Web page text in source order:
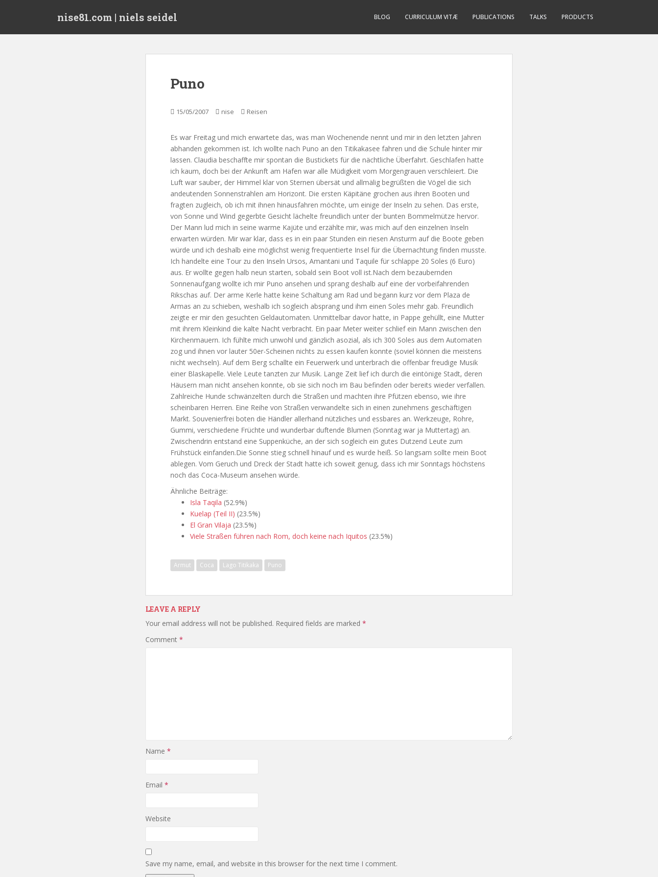
nise81.com | niels seidel BLOG CURRICULUM VITÆ PUBLICATIONS TALKS PRODUCTS
Puno
15/05/2007 nise Reisen
Es war Freitag und mich erwartete das, was man Wochenende nennt und mir in den letzten Jahren
abhanden gekommen ist. Ich wollte nach Puno an den Titikakasee fahren und die Schule hinter mir
lassen. Claudia beschaffte mir spontan die Bustickets für die nächtliche Überfahrt. Geschlafen hatte
ich kaum, doch bei der Ankunft am Hafen war alle Müdigkeit vom Morgengrauen verschleiert. Die
Luft war sauber, der Himmel klar von Sternen übersät und allmälig begrüßten die Vögel die sich
andeutenden Sonnenstrahlen am Horizont. Die ersten Käpitäne grochen aus ihren Booten und
fragten zugleich, ob ich mit ihnen hinausfahren möchte, um einige der Inseln zu sehen. Das erste,
von Sonne und Wind gegerbte Gesicht lächelte freundlich unter der bunten Bommelmütze hervor.
Der Mann lud mich in seine warme Kajüte und erzählte mir, was mich auf den einzelnen Inseln
erwarten würden. Mir war klar, dass es in ein paar Stunden ein riesen Ansturm auf die Boote geben
würde und ich deshalb eine möglichst wenig frequentierte Insel für die Übernachtung finden musste.
Ich handelte eine Tour zu den Inseln Ursos, Amantani und Taquile für schlappe 20 Soles (6 Euro)
aus. Er wollte gegen halb neun starten, sobald sein Boot voll ist.Nach dem bezaubernden
Sonnenaufgang wollte ich mir Puno ansehen und sprang deshalb auf eine der vorbeifahrenden
Rikschas auf. Der arme Kerle hatte keine Schaltung am Rad und begann kurz vor dem Plaza de
Armas an zu schieben, weshalb ich sogleich absprang und ihm einen Soles mehr gab. Freundlich
zeigte er mir den gesuchten Geldautomaten. Unmittelbar davor hatte, in Pappe gehüllt, eine Mutter
mit ihrem Kleinkind die kalte Nacht verbracht. Ein paar Meter weiter schlief ein Mann zwischen den
Kirchenmauern. Ich fühlte mich unwohl und gänzlich asozial, als ich 300 Soles aus dem Automaten
zog und ihnen vor lauter 50er-Scheinen nichts zu essen kaufen konnte (soviel können die meistens
nicht wechseln). Auf dem Berg schallte ein Feuerwerk und unterbrach die offenbar freudige Musik
einer Blaskapelle. Viele Leute tanzten zur Musik. Lange Zeit lief ich durch die eintönige Stadt, deren
Häusern man nicht ansehen konnte, ob sie sich noch im Bau befinden oder bereits wieder verfallen.
Zahlreiche Hunde schwänzelten durch die Straßen und machten ihre Pfützen ebenso, wie ihre
scheinbaren Herren. Eine Reihe von Straßen verwandelte sich in einen zunehmens geschäftigen
Markt. Souvenierfrei boten die Händler allerhand nützliches und essbares an. Werkzeuge, Rohre,
Gummi, verschiedene Früchte und wunderbar duftende Blumen (Sonntag war ja Muttertag) an.
Zwischendrin entstand eine Suppenküche, an der sich sogleich ein gutes Dutzend Leute zum
Frühstück einfanden.Die Sonne stieg schnell hinauf und es wurde heiß. So langsam sollte mein Boot
ablegen. Vom Geruch und Dreck der Stadt hatte ich soweit genug, dass ich mir Sonntags höchstens
noch das Coca-Museum ansehen würde.
Ähnliche Beiträge:
Isla Taqila (52.9%)
Kuelap (Teil II) (23.5%)
El Gran Vilaja (23.5%)
Viele Straßen führen nach Rom, doch keine nach Iquitos (23.5%)
Armut Coca Lago Titikaka Puno
LEAVE A REPLY
Your email address will not be published. Required fields are marked *
Comment *
Name *
Email *
Website
Save my name, email, and website in this browser for the next time I comment.